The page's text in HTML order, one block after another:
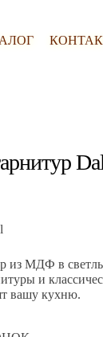
из МДФ в
и
вашу кухню.